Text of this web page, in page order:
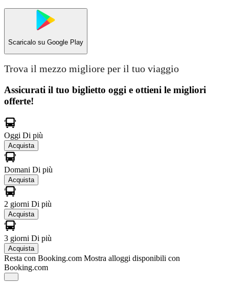
Scaricalo su Google Play
Trova il mezzo migliore per il tuo viaggio
Assicurati il ​​tuo biglietto oggi e ottieni le migliori
offerte!
Oggi Di più
Acquista
Domani Di più
Acquista
2 giorni Di più
Acquista
3 giorni Di più
Acquista
Resta con Booking.com Mostra alloggi disponibili con
Booking.com